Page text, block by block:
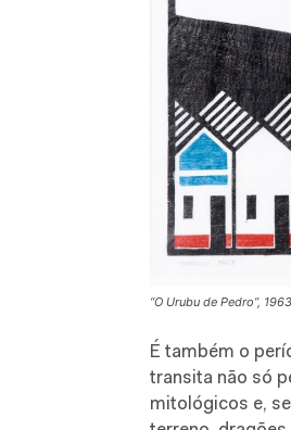
“O Urubu de Pedro”,
É também o
transita não só
mitológicos e,